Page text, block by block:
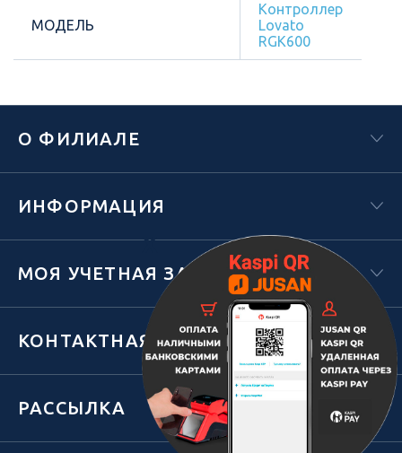
МОДЕЛЬ
Контроллер
Lovato
RGK600
Х
О ФИЛИАЛЕ
ИНФОРМАЦИЯ
МОЯ УЧЕТНАЯ ЗАПИСЬ
КОНТАКТНАЯ ИНФОРМАЦИЯ
РАССЫЛКА